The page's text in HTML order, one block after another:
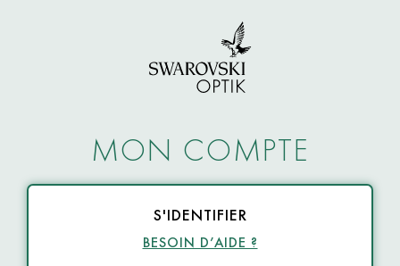
MON COMPTE
S'IDENTIFIER
BESOIN D’AIDE ?